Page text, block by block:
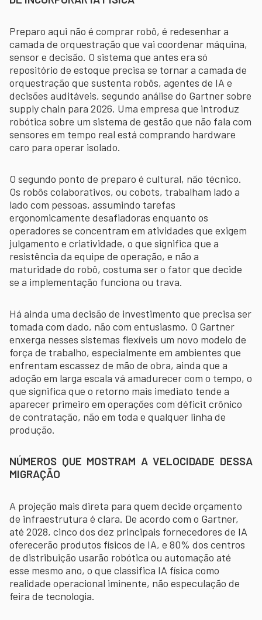
Preparo aqui não é comprar robô, é redesenhar a
camada de orquestração que vai coordenar máquina,
sensor e decisão. O sistema que antes era só
repositório de estoque precisa se tornar a camada de
orquestração que sustenta robôs, agentes de IA e
decisões auditáveis, segundo análise do Gartner sobre
supply chain para 2026. Uma empresa que introduz
robótica sobre um sistema de gestão que não fala com
sensores em tempo real está comprando hardware
caro para operar isolado.
O segundo ponto de preparo é cultural, não técnico.
Os robôs colaborativos, ou cobots, trabalham lado a
lado com pessoas, assumindo tarefas
ergonomicamente desafiadoras enquanto os
operadores se concentram em atividades que exigem
julgamento e criatividade, o que significa que a
resistência da equipe de operação, e não a
maturidade do robô, costuma ser o fator que decide
se a implementação funciona ou trava.
Há ainda uma decisão de investimento que precisa ser
tomada com dado, não com entusiasmo. O Gartner
enxerga nesses sistemas flexíveis um novo modelo de
força de trabalho, especialmente em ambientes que
enfrentam escassez de mão de obra, ainda que a
adoção em larga escala vá amadurecer com o tempo, o
que significa que o retorno mais imediato tende a
aparecer primeiro em operações com déficit crônico
de contratação, não em toda e qualquer linha de
produção.
NÚMEROS QUE MOSTRAM A VELOCIDADE DESSA
MIGRAÇÃO
A projeção mais direta para quem decide orçamento
de infraestrutura é clara. De acordo com o Gartner,
até 2028, cinco dos dez principais fornecedores de IA
oferecerão produtos físicos de IA, e 80% dos centros
de distribuição usarão robótica ou automação até
esse mesmo ano, o que classifica IA física como
realidade operacional iminente, não especulação de
feira de tecnologia.